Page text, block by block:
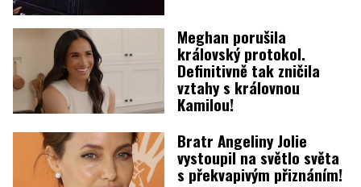
Meghan porušila
královský protokol.
Definitivně tak zničila
vztahy s královnou
Kamilou!
Bratr Angeliny Jolie
vystoupil na světlo světa
s překvapivým přiznáním!